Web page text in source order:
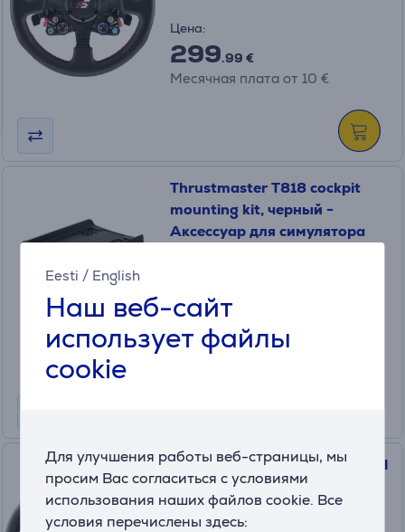
Eesti / English
Наш веб-сайт
использует файлы
cookie
Для улучшения работы веб-страницы, мы
просим Вас согласиться с условиями
использования наших файлов cookie. Все
условия перечислены здесь:
Цена:
299.99 €
Месячная плата от 10 €
Thrustmaster T818 cockpit
mounting kit, черный -
Аксессуар для симулятора
Цена:
49.99 €
Thrustmaster HyperCar Wheel
Add-On, черный - Руль
3362934003814